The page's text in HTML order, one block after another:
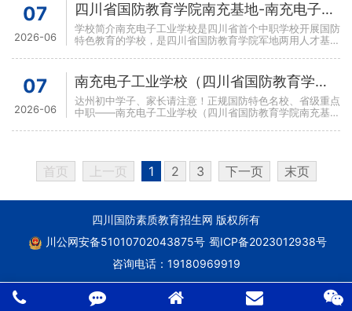
07
2026-06
四川省国防教育学院南充基地-南充电子工业学校2026年招生简章
学校简介南充电子工业学校是四川省首个中职学校开展国防
特色教育的学校，是四川省国防教育学院军地两用人才基
07
2026-06
南充电子工业学校（四川省国防教育学院南充基地）来达州招生啦！
达州初中学子、家长请注意！正规国防特色名校、省级重点
中职——南充电子工业学校（四川省国防教育学院南充基
首页 上一页 1 2 3 下一页 末页
四川国防素质教育招生网 版权所有
川公网安备51010702043875号 蜀ICP备2023012938号
咨询电话： 19180969919